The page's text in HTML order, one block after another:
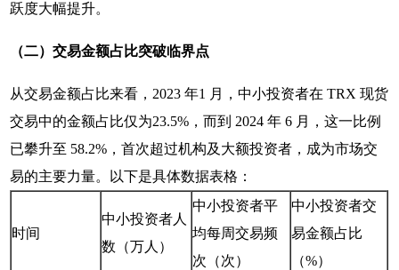
跃度大幅提升。
（二）交易金额占比突破临界点
从交易金额占比来看，2023 年1 月，中小投资者在 TRX 现货
交易中的金额占比仅为23.5%，而到 2024 年 6 月，这一比例
已攀升至 58.2%，首次超过机构及大额投资者，成为市场交
易的主要力量。以下是具体数据表格：
时间
中小投资者人
数（万人）
中小投资者平
均每周交易频
次（次）
中小投资者交
易金额占比
（%）